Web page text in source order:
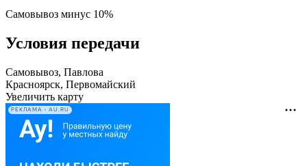
Самовывоз минус 10%
Условия передачи
Самовывоз, Павлова
Красноярск, Первомайский
Увеличить карту
РЕКЛАМА • AU.RU